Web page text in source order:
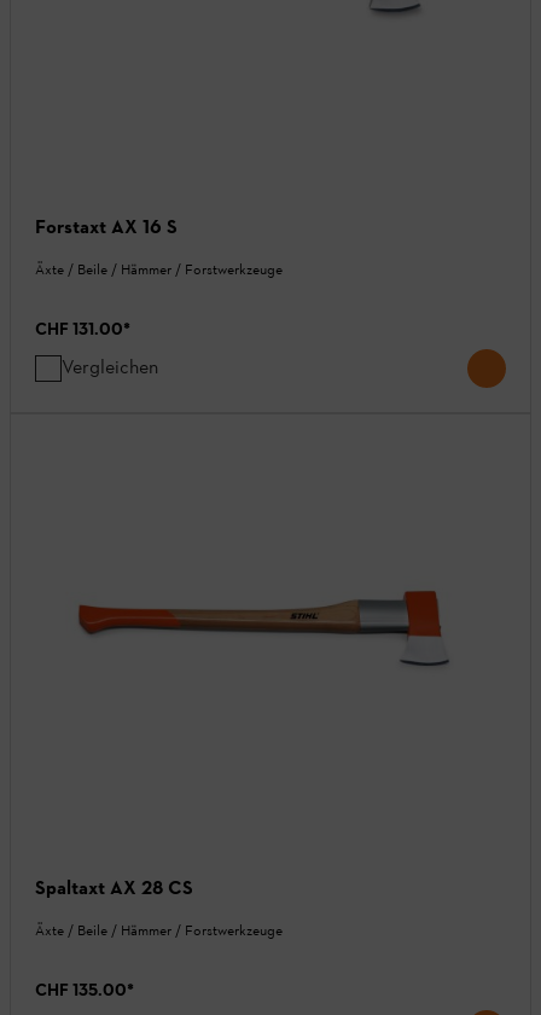
Forstaxt AX 16 S
Äxte / Beile / Hämmer / Forstwerkzeuge
CHF 131.00*
Vergleichen
Spaltaxt AX 28 CS
Äxte / Beile / Hämmer / Forstwerkzeuge
CHF 135.00*